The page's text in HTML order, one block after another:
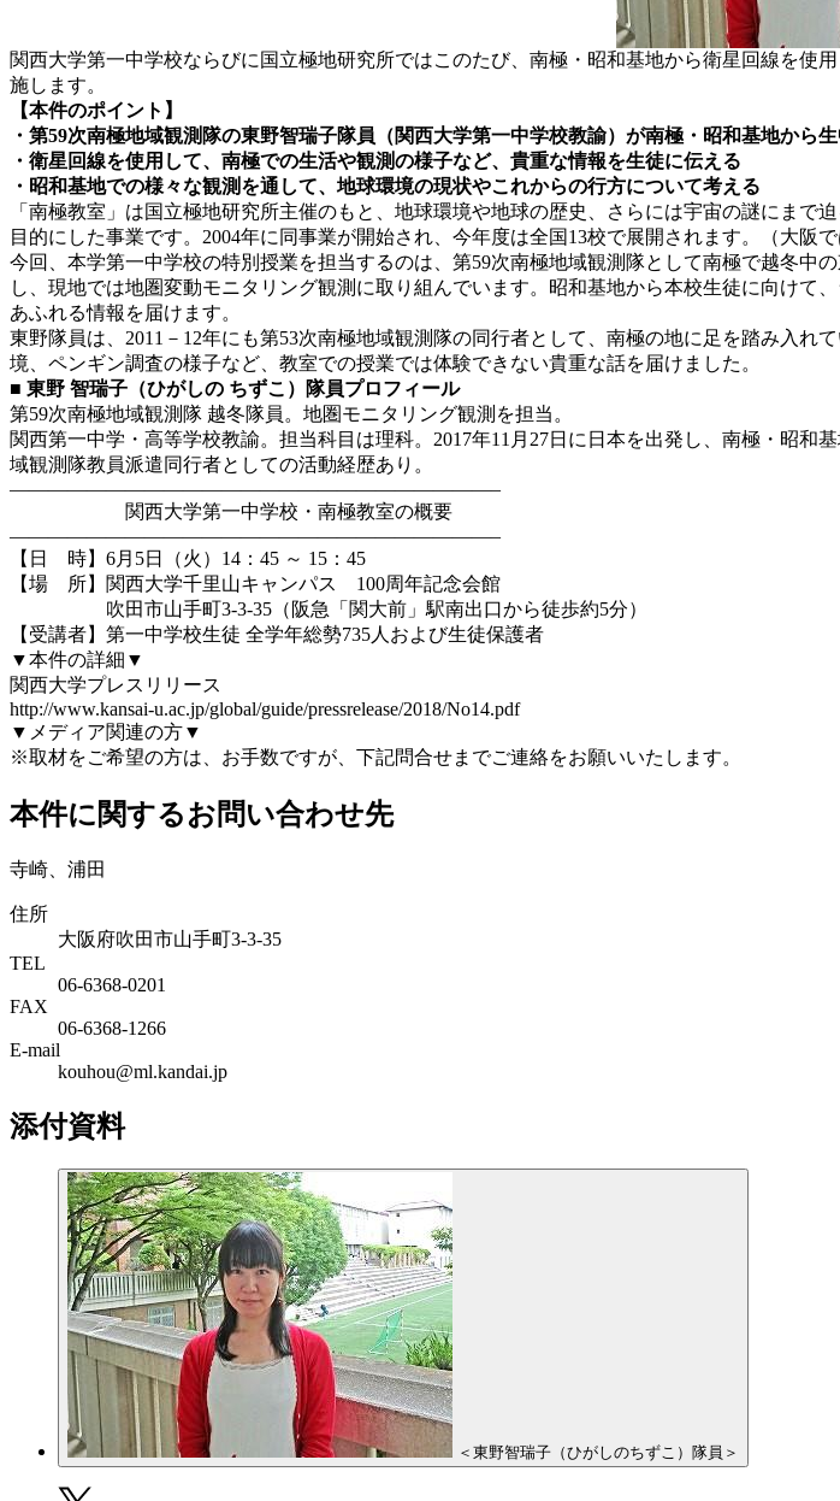
関西大学第一中学校ならびに国立極地研究所ではこのたび、南極・昭和基地から衛星回線を使
施します。
【本件のポイント】
・第59次南極地域観測隊の東野智瑞子隊員（関西大学第一中学校教諭）が南極・昭和基地から
・衛星回線を使用して、南極での生活や観測の様子など、貴重な情報を生徒に伝える
・昭和基地での様々な観測を通して、地球環境の現状やこれからの行方について考える
「南極教室」は国立極地研究所主催のもと、地球環境や地球の歴史、さらには宇宙の謎にま
目的にした事業です。2004年に同事業が開始され、今年度は全国13校で展開されます。（大阪で
今回、本学第一中学校の特別授業を担当するのは、第59次南極地域観測隊として南極で越冬中
し、現地では地圏変動モニタリング観測に取り組んでいます。昭和基地から本校生徒に向け
あふれる情報を届けます。
東野隊員は、2011－12年にも第53次南極地域観測隊の同行者として、南極の地に足を踏み入
境、ペンギン調査の様子など、教室での授業では体験できない貴重な話を届けました。
■ 東野 智瑞子（ひがしの ちずこ）隊員プロフィール
第59次南極地域観測隊 越冬隊員。地圏モニタリング観測を担当。
関西第一中学・高等学校教諭。担当科目は理科。2017年11月27日に日本を出発し、南極・昭
域観測隊教員派遣同行者としての活動経歴あり。
—————————————————————————–
関西大学第一中学校・南極教室の概要
—————————————————————————–
【日 時】6月5日（火）14：45 ～ 15：45
【場 所】関西大学千里山キャンパス 100周年記念会館
吹田市山手町3-3-35（阪急「関大前」駅南出口から徒歩約5分）
【受講者】第一中学校生徒 全学年総勢735人および生徒保護者
▼本件の詳細▼
関西大学プレスリリース
http://www.kansai-u.ac.jp/global/guide/pressrelease/2018/No14.pdf
▼メディア関連の方▼
※取材をご希望の方は、お手数ですが、下記問合せまでご連絡をお願いいたします。
本件に関するお問い合わせ先
寺崎、浦田
住所
大阪府吹田市山手町3-3-35
TEL
06-6368-0201
FAX
06-6368-1266
E-mail
kouhou@ml.kandai.jp
添付資料
＜東野智瑞子（ひがしのちずこ）隊員＞